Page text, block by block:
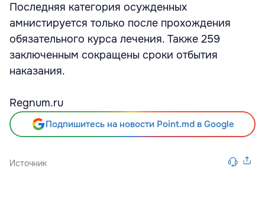
Последняя категория осужденных
амнистируется только после прохождения
обязательного курса лечения. Также 259
заключенным сокращены сроки отбытия
наказания.
Regnum.ru
Подпишитесь на новости Point.md в Google
Источник